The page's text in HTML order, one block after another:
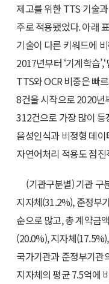
제고를 위한 TTS 기술
주로 적용됐었다. 아래
기술이 다른 키워드에
2017년부터 ‘기계학습
TTS와 OCR 비중은 빠
8건을 시작으로 2020년
312건으로 가장 많이
음성인식과 비정형 데
자연어처리 적용도 점
(기관구분별) 기관 구
지자체(31.2%), 준정부
순으로 많고, 총 계약금
(20.0%), 지자체
국가기관과 준정부기관
지자체의 평균 7.5억에